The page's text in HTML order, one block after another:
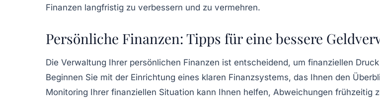
Finanzen langfristig zu verbessern und zu vermehren.
Persönliche Finanzen: Tipps für eine bessere
Die Verwaltung Ihrer persönlichen Finanzen ist entscheidend, um finanziellen
Beginnen Sie mit der Einrichtung eines klaren Finanzsystems, das Ihnen den
Monitoring Ihrer finanziellen Situation kann Ihnen helfen, Abweichungen frühzeitig